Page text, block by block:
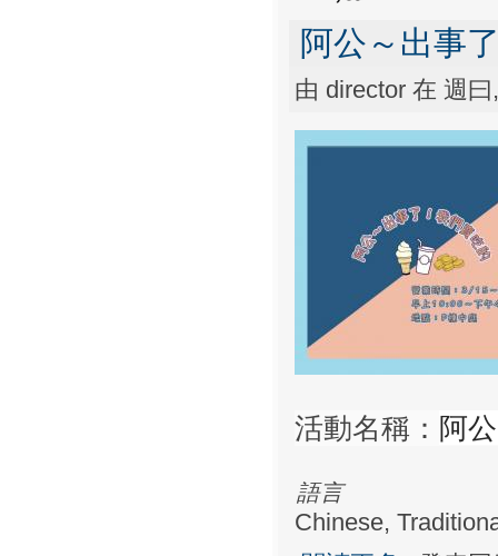
阿公～出事
由 director在 週曰
活動名稱： 阿
語言
Chinese,